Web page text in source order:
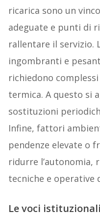
ricarica sono un
adeguate e punti di
rallentare il servizio.
ingombranti e
richiedono
termica. A questo si
sostituzioni
Infine, fattori
pendenze elevate o
ridurre l’autonomia,
tecniche e operative
Le voci istituzionali